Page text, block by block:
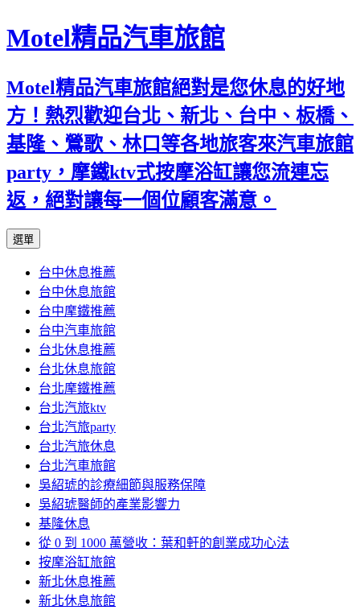
Motel精品汽車旅館
Motel精品汽車旅館絕對是您休息的好地
方！熱烈歡迎台北、新北、台中、板橋、
基隆、鶯歌、林口等各地旅客來汽車旅館
party，摩鐵ktv式按摩浴缸讓您流連忘
返，絕對讓每一個位顧客滿意。
選單
內
容
台中休息推薦
台中休息旅館
台中摩鐵推薦
台中汽車旅館
台北休息推薦
台北休息旅館
台北摩鐵推薦
台北汽旅ktv
台北汽旅party
台北汽旅休息
台北汽車旅館
吳紹琥的診療細節與服務保障
吳紹琥醫師的產業影響力
基隆休息
從 0 到 1000 萬營收：葉和軒的創業成功心法
按摩浴缸旅館
新北休息推薦
新北休息旅館